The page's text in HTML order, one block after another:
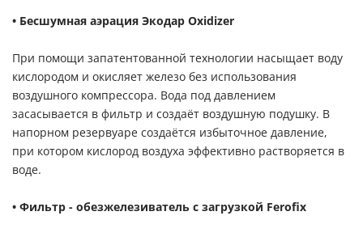
• Бесшумная аэрация Экодар Oxidizer
При помощи запатентованной технологии насыщает воду
кислородом и окисляет железо без использования
воздушного компрессора. Вода под давлением
засасывается в фильтр и создаёт воздушную подушку. В
напорном резервуаре создаётся избыточное давление,
при котором кислород воздуха эффективно растворяется в
воде.
• Фильтр - обезжелезиватель с загрузкой Ferofix